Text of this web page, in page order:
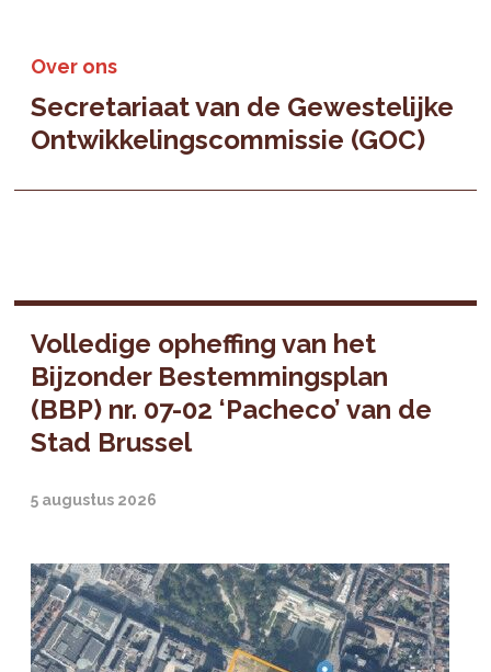
Over ons
Secretariaat van de Gewestelijke
Ontwikkelingscommissie (GOC)
Volledige opheffing van het
Bijzonder Bestemmingsplan
(BBP) nr. 07-02 ‘Pacheco’ van de
Stad Brussel
5 augustus 2026